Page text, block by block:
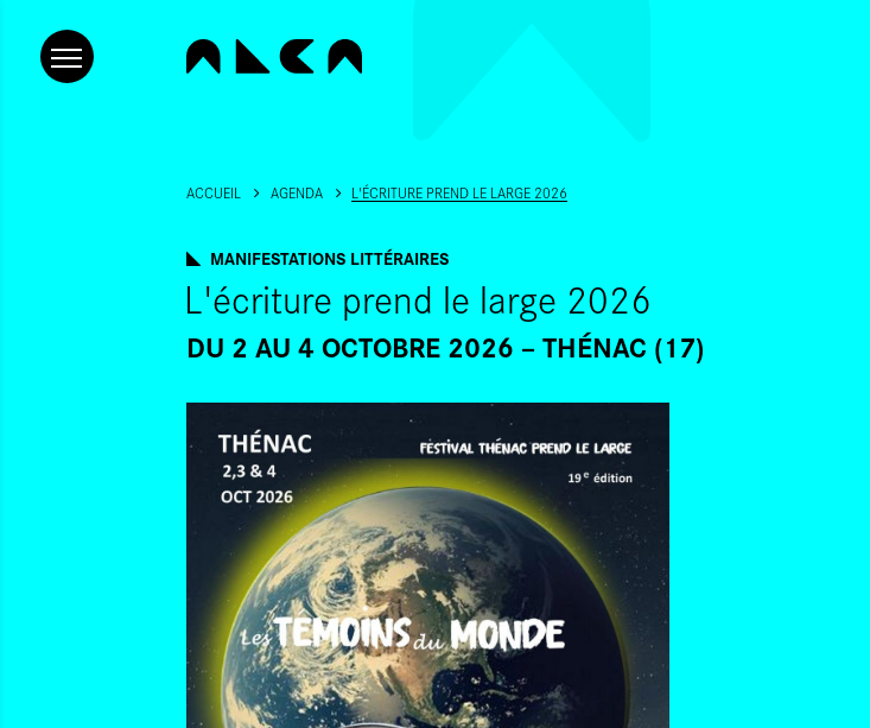
ACCUEIL AGENDA L'ÉCRITURE PREND LE LARGE 2026
MANIFESTATIONS LITTÉRAIRES
L'écriture prend le large 2026
DU 2 AU 4 OCTOBRE 2026 THÉNAC (17)